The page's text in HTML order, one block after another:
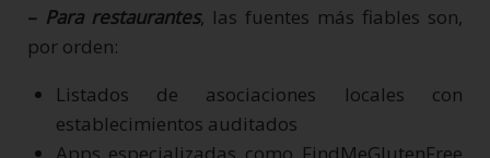
– Para restaurantes, las fuentes más fiables son,
por orden:
Listados de asociaciones locales con
establecimientos auditados
Apps especializadas como FindMeGlutenFree